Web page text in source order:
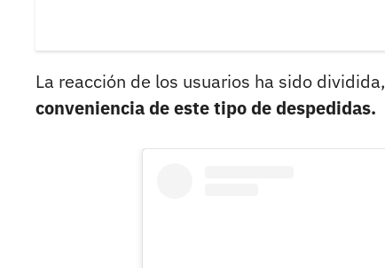
La reacción de los usuarios ha sido dividida,
conveniencia de este tipo de despedidas.